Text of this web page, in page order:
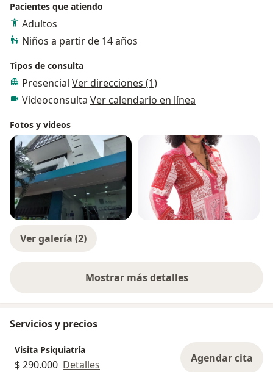
Pacientes que atiendo
Adultos
Niños a partir de 14 años
Tipos de consulta
Presencial Ver direcciones (1)
Videoconsulta Ver calendario en línea
Fotos y videos
Ver galería (2)
Mostrar más detalles
sobre la experiencia
Servicios y precios
Visita Psiquiatría
$ 290.000 Detalles Agendar cita